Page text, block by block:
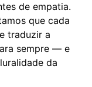
de empatia.
que cada
traduzir a
sempre — e
da